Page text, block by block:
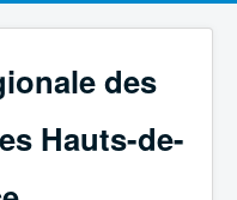
des
Hauts-de-